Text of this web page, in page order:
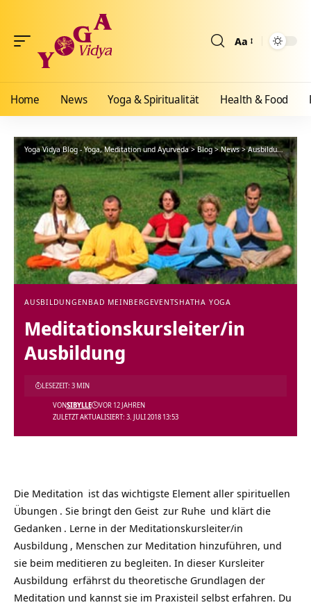
Aa
Home News Yoga & Spiritualität Health & Food
Yoga Vidya Blog - Yoga, Meditation und Ayurveda>Blog>News>Ausbildungen >
AUSBILDUNGEN BAD MEINBERG EVENTSHATHA YOGA
Meditationskursleiter/in
Ausbildung
ZULETZT AKTUALISIERT: 3. JULI 2018 13:53
VONSIBYLLE VOR 12 JAHREN
LESEZEIT: 3 MIN
Die Meditation ist das wichtigste Element aller spirituellen
Übungen . Sie bringt den Geist zur Ruhe und klärt die
Gedanken . Lerne in der Meditationskursleiter/in
Ausbildung , Menschen zur Meditation hinzuführen, und
sie beim meditieren zu begleiten. In dieser Kursleiter
Ausbildung erfährst du theoretische Grundlagen der
Meditation und kannst sie im Praxisteil selbst erfahren. Du